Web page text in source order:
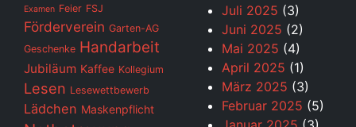
Examen Feier FSJ
Förderverein Garten-AG
Geschenke Handarbeit
Jubiläum Kaffee Kollegium
Lesen Lesewettbewerb
Lädchen Maskenpflicht
Juli 2025 (3)
Juni 2025 (2)
Mai 2025 (4)
April 2025 (1)
März 2025 (3)
Februar 2025 (5)